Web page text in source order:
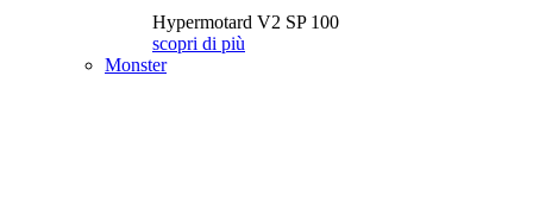
Hypermotard V2 SP 100
scopri di più
Monster